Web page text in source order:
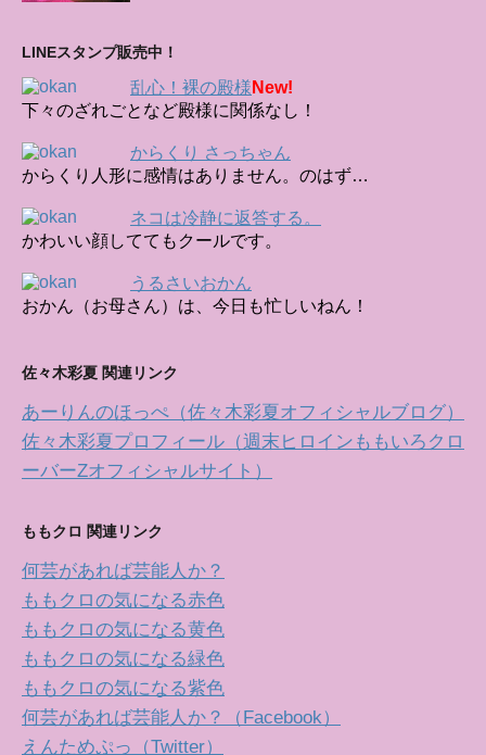
LINEスタンプ販売中！
乱心！裸の殿様 New!
下々のざれごとなど殿様に関係なし！
からくり さっちゃん
からくり人形に感情はありません。のはず…
ネコは冷静に返答する。
かわいい顔しててもクールです。
うるさいおかん
おかん（お母さん）は、今日も忙しいねん！
佐々木彩夏 関連リンク
あーりんのほっぺ（佐々木彩夏オフィシャルブログ）
佐々木彩夏プロフィール（週末ヒロインももいろクロ
ーバーZオフィシャルサイト）
ももクロ 関連リンク
何芸があれば芸能人か？
ももクロの気になる赤色
ももクロの気になる黄色
ももクロの気になる緑色
ももクロの気になる紫色
何芸があれば芸能人か？（Facebook）
えんためぷっ（Twitter）